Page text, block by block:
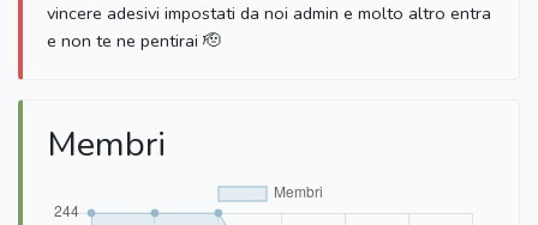
vincere adesivi impostati da noi admin e molto altro entra
e non te ne pentirai 🫡
Membri